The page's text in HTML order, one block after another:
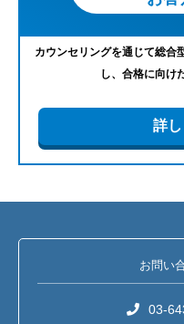
カウンセリングを通じて総合
し、合格に向け
詳
お問い
03-